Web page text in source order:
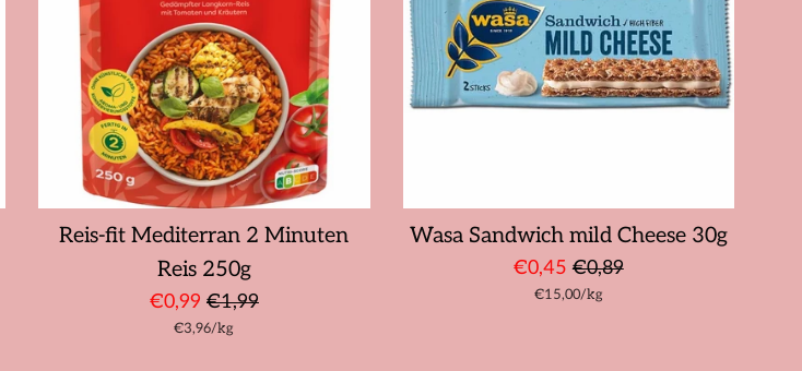
Reis-fit Mediterran 2 Minuten
Reis 250g
Sonderpreis
€0,99 Normaler
Preis
€1,99
Stückpreis
€3,96/pro
kg
Wasa Sandwich mild Cheese 30g
Sonderpreis
€0,45Normaler
Preis
€0,89
Stückpreis
€15,00/pro
kg